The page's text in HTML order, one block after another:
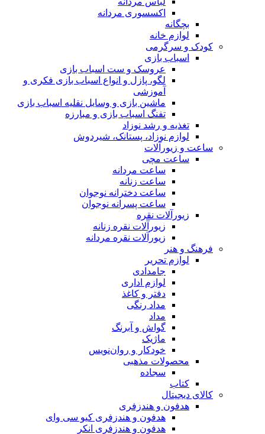
اکسسوری مردانه
بچگانه
لوازم خانه
کودک و سرگرمی
اسباب بازی
عروسک و ست اسباب بازی
لگو، پازل و انواع اسباب بازی فکری و
آموزشی
ماشین بازی و وسایل نقلیه اسباب بازی
تفنگ اسباب بازی و مبارزه
تغذیه و رشد نوزاد
لوازم نوزاد، پستانک، شیردوش
ساعت و زیور‌آلات
ساعت مچی
ساعت مردانه
ساعت زنانه
ساعت دخترانه نوجوان
ساعت پسرانه نوجوان
زیورآلات نقره
زیورآلات نقره زنانه
زیورآلات نقره مردانه
فرهنگ و هنر
لوازم تحریر
جامدادی
لوازم اداری
دفتر و کاغذ
مداد رنگی
مداد
گواش و آبرنگ
ماژیک
خودکار و روان‌نویس
محصولات مذهبی
سجاده
کتاب
کالای دیجیتال
هدفون و هندزفری
هدفون و هندزفری کیو سی وای
هدفون و هندزفری انکر